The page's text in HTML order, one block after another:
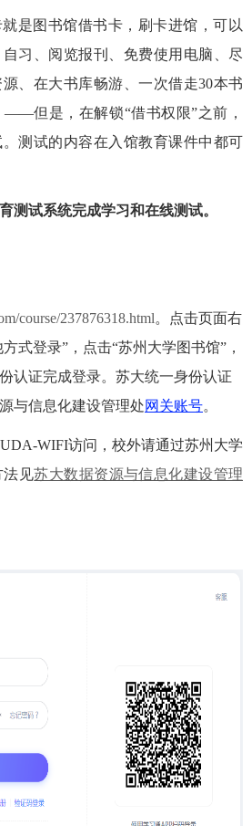
是图书馆借书卡，刷卡进馆，可以
习、阅览报刊、免费使用电脑、尽
、在大书库畅游、一次借走30本书
——但是，在解锁“借书权限”之前，
测试的内容在入馆教育课件中都可
测试系统完成学习和在线测试。
course/237876318.html。点击页面右
方式登录”，点击“苏州大学图书馆”，
认证完成登录。苏大统一身份认证
与信息化建设管理处网关账号。
WIFI访问，校外请通过苏州大学
法 见苏大数据资源与信息化建设管理